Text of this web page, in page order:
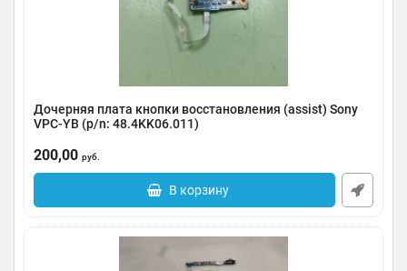
Дочерняя плата кнопки восстановления (assist) Sony
VPC-YB (p/n: 48.4KK06.011)
200,00 руб.
В корзину